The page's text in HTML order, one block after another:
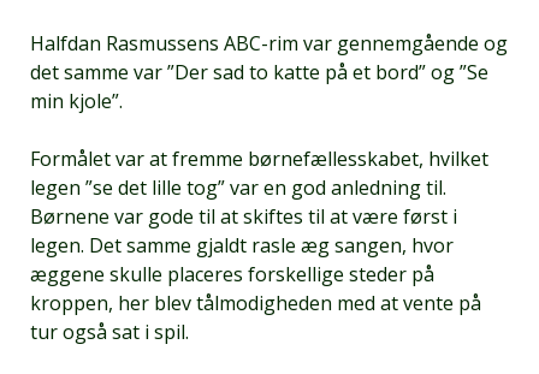
Halfdan Rasmussens ABC-rim var gennemgående og
det samme var ”Der sad to katte på et bord” og ”Se
min kjole”.
Formålet var at fremme børnefællesskabet, hvilket
legen ”se det lille tog” var en god anledning til.
Børnene var gode til at skiftes til at være først i
legen. Det samme gjaldt rasle æg sangen, hvor
æggene skulle placeres forskellige steder på
kroppen, her blev tålmodigheden med at vente på
tur også sat i spil.